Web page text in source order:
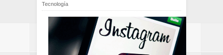
Tecnología